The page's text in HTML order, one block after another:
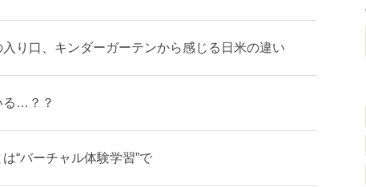
り口、キンダーガーテンから感じる日米の違い
る…？？
“バーチャル体験学習”で